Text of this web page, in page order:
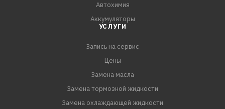
Автохимия
Аккумуляторы
УСЛУГИ
Запись на сервис
Цены
Замена масла
Замена тормозной жидкости
Замена охлаждающей жидкости